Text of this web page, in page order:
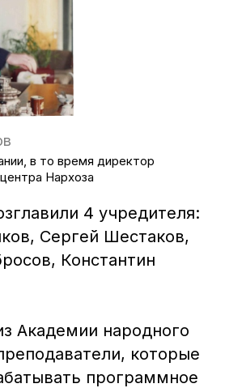
в то время директор
Нархоза
4 учредителя:
Сергей Шестаков,
Константин
Академии народного
которые
программное